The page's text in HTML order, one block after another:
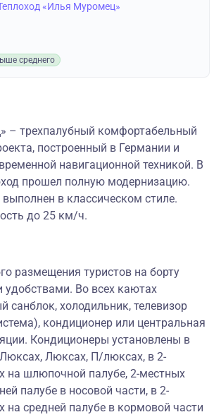
«Илья Муромец»
среднего
– трехпалубный комфортабельный
построенный в Германии и
навигационной техникой. В
прошел полную модернизацию.
в классическом стиле.
до 25 км/ч.
размещения туристов на борту
Во всех каютах
санблок, холодильник, телевизор
кондиционер или центральная
Кондиционеры установлены в
Люксах, П/люксах, в 2-
на шлюпочной палубе, 2-местных
палубе в носовой части, в 2-
на средней палубе в кормовой части